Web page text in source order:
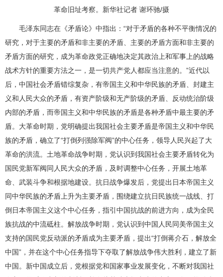
革命旧址考察。新华社记者 谢环驰/摄
毛泽东同志在《矛盾论》中指出：“对于矛盾的各种不平衡情况的
研究，对于主要的矛盾和非主要的矛盾、主要的矛盾方面和非主要的
矛盾方面的研究，成为革命政党正确地决定其政治上和军事上的战略
战术方针的重要方法之一，是一切共产党人都应当注意的。”近代以
后，中国社会矛盾错综复杂，有帝国主义和中华民族的矛盾、封建主
义和人民大众的矛盾，有资产阶级和无产阶级的矛盾、反动统治阶级
内部的矛盾，而帝国主义和中华民族的矛盾是各种矛盾中最主要的矛
盾。大革命时期，党明确提出我国社会主要矛盾是帝国主义和中华民
族的矛盾，确立了“打倒列强除军阀”的中心任务，领导人民兴起了大
革命的洪流。土地革命战争时期，党认识到我国社会主要矛盾转化为
国民党新军阀同人民大众的矛盾，及时调整中心任务，开展土地革
命、武装斗争和根据地建设。抗日战争爆发后，党提出日本帝国主义
同中华民族的矛盾上升为主要矛盾，围绕建立抗日民族统一战线、打
倒日本帝国主义这个中心任务，指引中国抗战的前进方向，成为全民
族抗战的中流砥柱。解放战争时期，党认识到中国人民同美帝国主义
支持的国民党反动派的矛盾成为主要矛盾，提出“打倒蒋介石，解放全
中国”，并在这个中心任务指导下夺取了解放战争伟大胜利，建立了新
中国。新中国成立后，党根据党和国家事业发展变化，不断对我国社